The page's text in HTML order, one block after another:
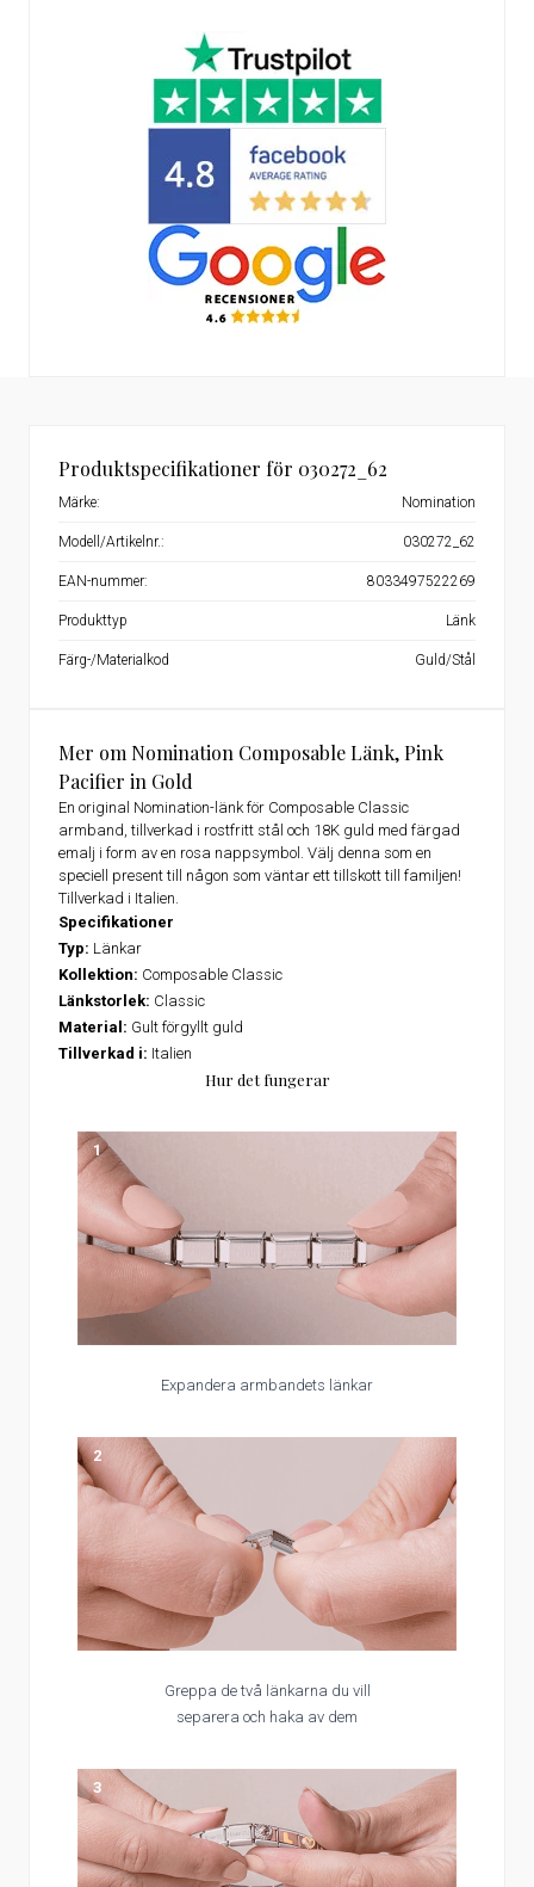
Mer om Nomination Composable Länk, Pink
Pacifier in Gold
En original Nomination-länk för Composable Classic
armband, tillverkad i rostfritt stål och 18K guld med färgad
emalj i form av en rosa nappsymbol. Välj denna som en
speciell present till någon som väntar ett tillskott till familjen!
Tillverkad i Italien.
Specifikationer
Typ: Länkar
Kollektion: Composable Classic
Länkstorlek: Classic
Material: Gult förgyllt guld
Tillverkad i: Italien
Hur det fungerar
1
Expandera armbandets länkar
2
Greppa de två länkarna du vill
separera och haka av dem
3
Produktspecifikationer för 030272_62
Märke: Nomination
Modell/Artikelnr.: 030272_62
EAN-nummer: 8033497522269
Produkttyp Länk
Färg-/Materialkod Guld/Stål